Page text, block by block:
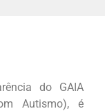
do GAIA
Autismo), é